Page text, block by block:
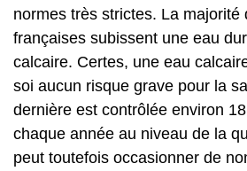
normes très strictes. La majorité
françaises subissent une eau
calcaire. Certes, une eau
soi aucun risque grave pour la
dernière est contrôlée environ
chaque année au niveau de la
peut toutefois occasionner de